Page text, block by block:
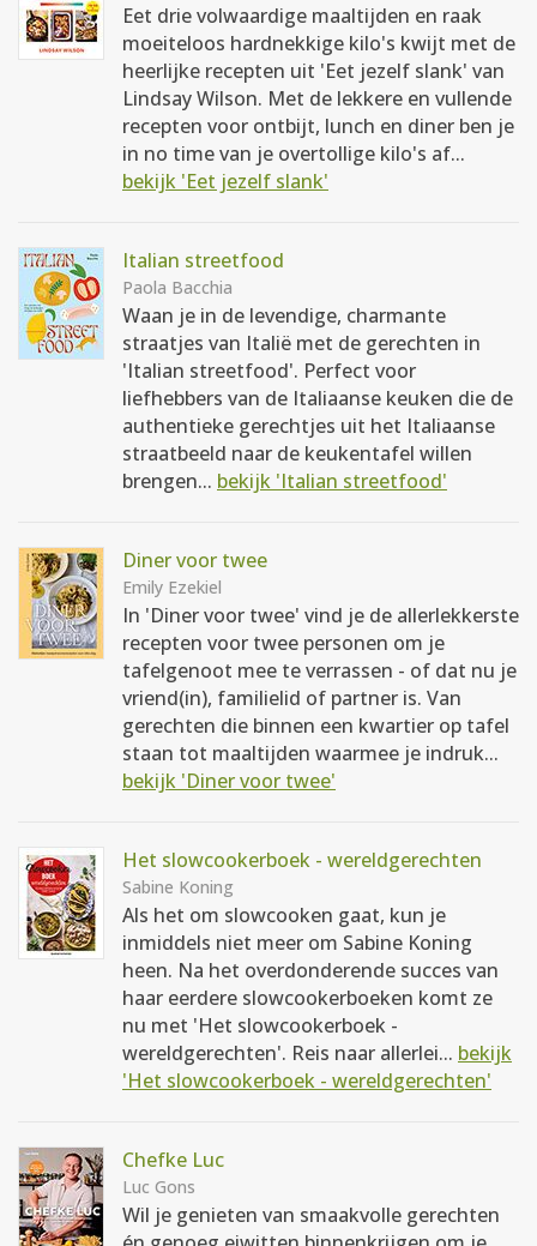
Eet drie volwaardige maaltijden en raak
moeiteloos hardnekkige kilo's kwijt met de
heerlijke recepten uit 'Eet jezelf slank' van
Lindsay Wilson. Met de lekkere en vullende
recepten voor ontbijt, lunch en diner ben je
in no time van je overtollige kilo's af...
bekijk 'Eet jezelf slank'
Italian streetfood
Paola Bacchia
Waan je in de levendige, charmante
straatjes van Italië met de gerechten in
'Italian streetfood'. Perfect voor
liefhebbers van de Italiaanse keuken die de
authentieke gerechtjes uit het Italiaanse
straatbeeld naar de keukentafel willen
brengen... bekijk 'Italian streetfood'
Diner voor twee
Emily Ezekiel
In 'Diner voor twee' vind je de allerlekkerste
recepten voor twee personen om je
tafelgenoot mee te verrassen - of dat nu je
vriend(in), familielid of partner is. Van
gerechten die binnen een kwartier op tafel
staan tot maaltijden waarmee je indruk...
bekijk 'Diner voor twee'
Het slowcookerboek - wereldgerechten
Sabine Koning
Als het om slowcooken gaat, kun je
inmiddels niet meer om Sabine Koning
heen. Na het overdonderende succes van
haar eerdere slowcookerboeken komt ze
nu met 'Het slowcookerboek -
wereldgerechten'. Reis naar allerlei... bekijk
'Het slowcookerboek - wereldgerechten'
Chefke Luc
Luc Gons
Wil je genieten van smaakvolle gerechten